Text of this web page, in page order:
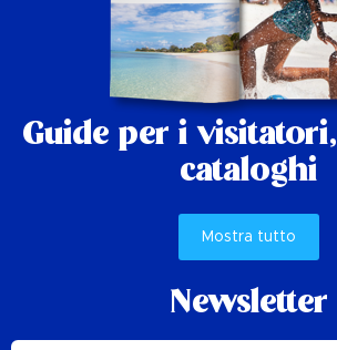
Guide per i visitatori,
cataloghi
Mostra tutto
Newsletter